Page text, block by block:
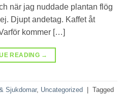
när jag nuddade plantan flög
Djupt andetag. Kaffet åt
kommer […]
READING →
Sjukdomar, Uncategorized | Tagged